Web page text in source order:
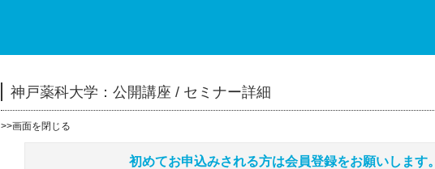
神戸薬科大学：公開講座 / セミナー詳細
>>画面を閉じる
初めてお申込みされる方は会員登録をお願いします。